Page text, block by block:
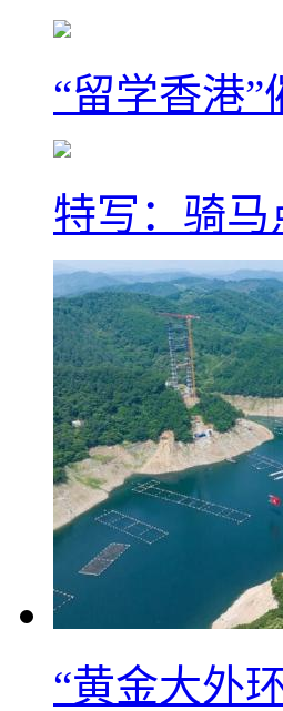
“留学香港
特写：骑马
“黄金大外